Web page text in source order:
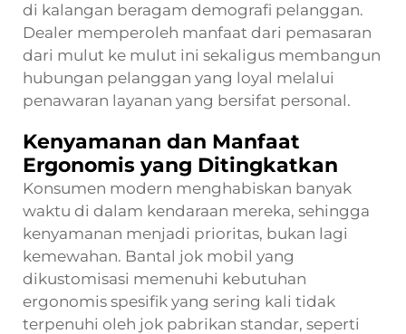
di kalangan beragam demografi pelanggan.
Dealer memperoleh manfaat dari pemasaran
dari mulut ke mulut ini sekaligus membangun
hubungan pelanggan yang loyal melalui
penawaran layanan yang bersifat personal.
Kenyamanan dan Manfaat
Ergonomis yang Ditingkatkan
Konsumen modern menghabiskan banyak
waktu di dalam kendaraan mereka, sehingga
kenyamanan menjadi prioritas, bukan lagi
kemewahan. Bantal jok mobil yang
dikustomisasi memenuhi kebutuhan
ergonomis spesifik yang sering kali tidak
terpenuhi oleh jok pabrikan standar, seperti